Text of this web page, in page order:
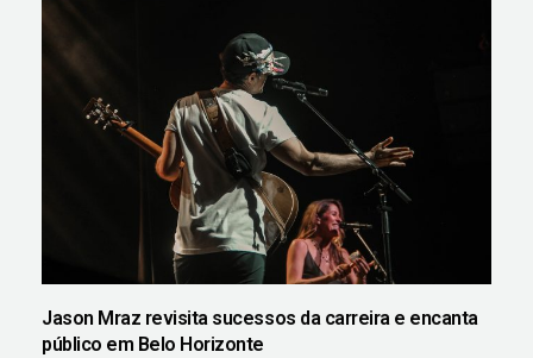
Jason Mraz revisita sucessos da carreira e encanta
público em Belo Horizonte